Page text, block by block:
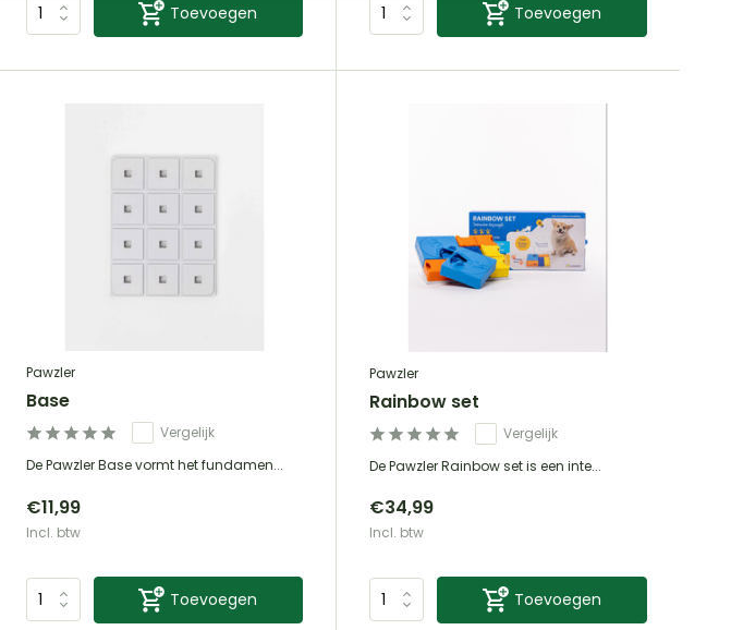
Toevoegen Toevoegen
Pawzler
Base
Vergelijk
De Pawzler Base vormt het fundamen...
€11,99
Incl. btw
Toevoegen
Pawzler
Rainbow set
Vergelijk
De Pawzler Rainbow set is een inte...
€34,99
Incl. btw
Toevoegen